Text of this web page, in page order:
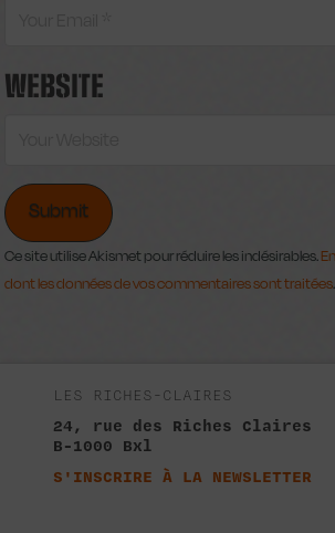
WEBSITE
Ce site utilise Akismet pour réduire les indésirables.
dont les données de vos commentaires sont traitées
LES RICHES-CLAIRES
24, rue des Riches Claires
B-1000 Bxl
S'INSCRIRE À LA NEWSLETTER